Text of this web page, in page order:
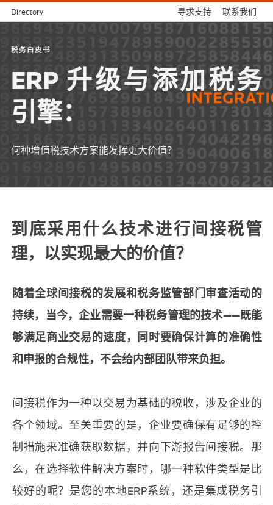
Directory 寻求支持 联系我们
税务白皮书
ERP 升级与添加税务
引擎：
何种增值税技术方案能发挥更大价值？
到底采用什么技术进行间接税管
理，以实现最大的价值？
随着全球间接税的发展和税务监管部门审查活动的
持续，当今，企业需要一种税务管理的技术——既能
够满足商业交易的速度，同时要确保计算的准确性
和申报的合规性，不会给内部团队带来负担。
间接税作为一种以交易为基础的税收，涉及企业的
各个领域。至关重要的是，企业要确保有足够的控
制措施来准确获取数据，并向下游报告间接税。那
么，在选择软件解决方案时，哪一种软件类型是比
较好的呢？是您的本地ERP系统，还是集成税务引